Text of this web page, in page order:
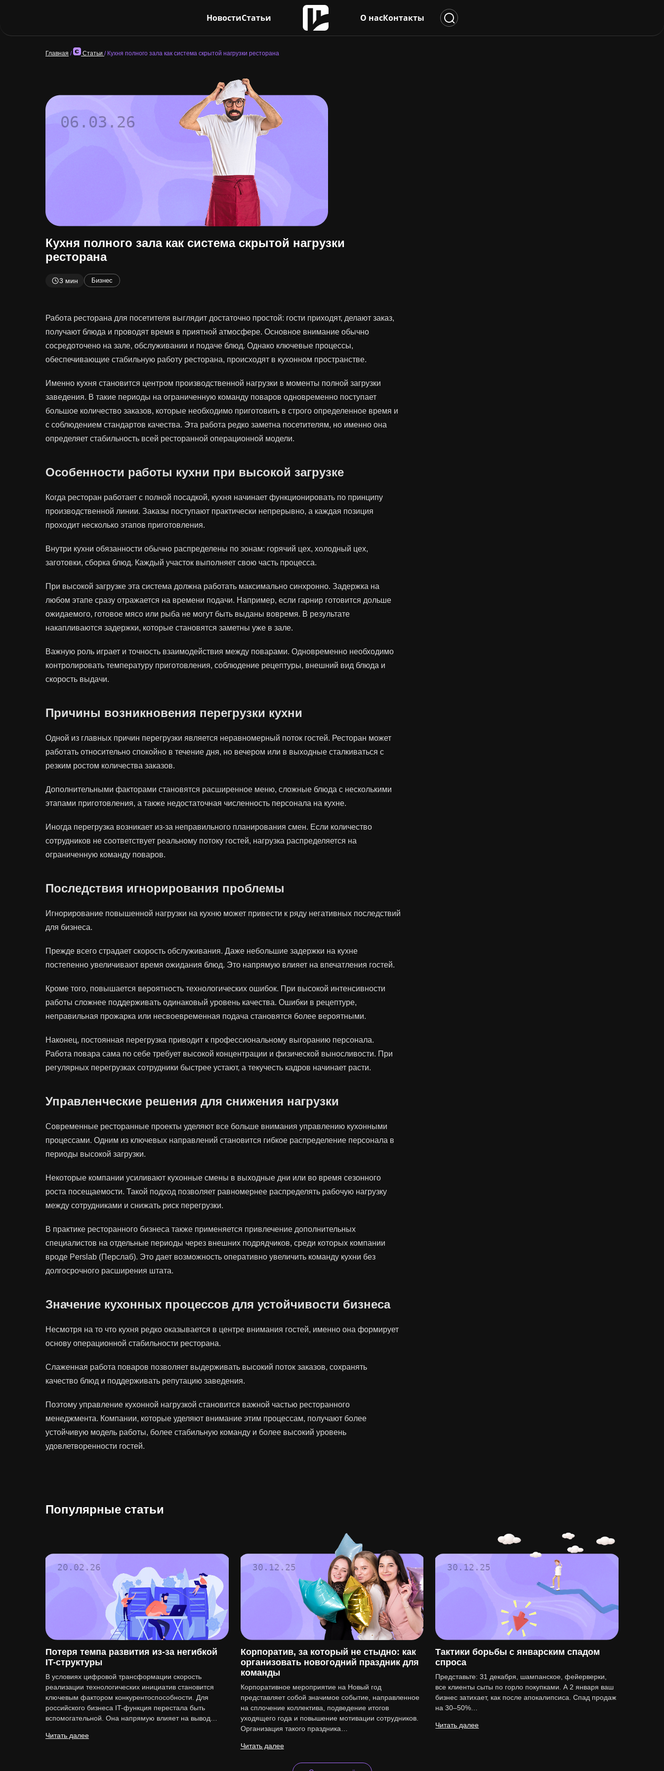
НовостиСтатьи О насКонтакты
Главная / Статьи / Кухня полного зала как система скрытой нагрузки ресторана
06.03.26
Кухня полного зала как система скрытой нагрузки
ресторана
3 мин Бизнес
Работа ресторана для посетителя выглядит достаточно простой: гости приходят, делают заказ,
получают блюда и проводят время в приятной атмосфере. Основное внимание обычно
сосредоточено на зале, обслуживании и подаче блюд. Однако ключевые процессы,
обеспечивающие стабильную работу ресторана, происходят в кухонном пространстве.
Именно кухня становится центром производственной нагрузки в моменты полной загрузки
заведения. В такие периоды на ограниченную команду поваров одновременно поступает
большое количество заказов, которые необходимо приготовить в строго определенное время и
с соблюдением стандартов качества. Эта работа редко заметна посетителям, но именно она
определяет стабильность всей ресторанной операционной модели.
Особенности работы кухни при высокой загрузке
Когда ресторан работает с полной посадкой, кухня начинает функционировать по принципу
производственной линии. Заказы поступают практически непрерывно, а каждая позиция
проходит несколько этапов приготовления.
Внутри кухни обязанности обычно распределены по зонам: горячий цех, холодный цех,
заготовки, сборка блюд. Каждый участок выполняет свою часть процесса.
При высокой загрузке эта система должна работать максимально синхронно. Задержка на
любом этапе сразу отражается на времени подачи. Например, если гарнир готовится дольше
ожидаемого, готовое мясо или рыба не могут быть выданы вовремя. В результате
накапливаются задержки, которые становятся заметны уже в зале.
Важную роль играет и точность взаимодействия между поварами. Одновременно необходимо
контролировать температуру приготовления, соблюдение рецептуры, внешний вид блюда и
скорость выдачи.
Причины возникновения перегрузки кухни
Одной из главных причин перегрузки является неравномерный поток гостей. Ресторан может
работать относительно спокойно в течение дня, но вечером или в выходные сталкиваться с
резким ростом количества заказов.
Дополнительными факторами становятся расширенное меню, сложные блюда с несколькими
этапами приготовления, а также недостаточная численность персонала на кухне.
Иногда перегрузка возникает из-за неправильного планирования смен. Если количество
сотрудников не соответствует реальному потоку гостей, нагрузка распределяется на
ограниченную команду поваров.
Последствия игнорирования проблемы
Игнорирование повышенной нагрузки на кухню может привести к ряду негативных последствий
для бизнеса.
Прежде всего страдает скорость обслуживания. Даже небольшие задержки на кухне
постепенно увеличивают время ожидания блюд. Это напрямую влияет на впечатления гостей.
Кроме того, повышается вероятность технологических ошибок. При высокой интенсивности
работы сложнее поддерживать одинаковый уровень качества. Ошибки в рецептуре,
неправильная прожарка или несвоевременная подача становятся более вероятными.
Наконец, постоянная перегрузка приводит к профессиональному выгоранию персонала.
Работа повара сама по себе требует высокой концентрации и физической выносливости. При
регулярных перегрузках сотрудники быстрее устают, а текучесть кадров начинает расти.
Управленческие решения для снижения нагрузки
Современные ресторанные проекты уделяют все больше внимания управлению кухонными
процессами. Одним из ключевых направлений становится гибкое распределение персонала в
периоды высокой загрузки.
Некоторые компании усиливают кухонные смены в выходные дни или во время сезонного
роста посещаемости. Такой подход позволяет равномернее распределять рабочую нагрузку
между сотрудниками и снижать риск перегрузки.
В практике ресторанного бизнеса также применяется привлечение дополнительных
специалистов на отдельные периоды через внешних подрядчиков, среди которых компании
вроде Perslab (Перслаб). Это дает возможность оперативно увеличить команду кухни без
долгосрочного расширения штата.
Значение кухонных процессов для устойчивости бизнеса
Несмотря на то что кухня редко оказывается в центре внимания гостей, именно она формирует
основу операционной стабильности ресторана.
Слаженная работа поваров позволяет выдерживать высокий поток заказов, сохранять
качество блюд и поддерживать репутацию заведения.
Поэтому управление кухонной нагрузкой становится важной частью ресторанного
менеджмента. Компании, которые уделяют внимание этим процессам, получают более
устойчивую модель работы, более стабильную команду и более высокий уровень
удовлетворенности гостей.
Популярные статьи
20.02.26
Потеря темпа развития из-за негибкой
IT-структуры
В условиях цифровой трансформации скорость
реализации технологических инициатив становится
ключевым фактором конкурентоспособности. Для
российского бизнеса IT-функция перестала быть
вспомогательной. Она напрямую влияет на вывод…
Читать далее
30.12.25
Корпоратив, за который не стыдно: как
организовать новогодний праздник для
команды
Корпоративное мероприятие на Новый год
представляет собой значимое событие, направленное
на сплочение коллектива, подведение итогов
уходящего года и повышение мотивации сотрудников.
Организация такого праздника…
Читать далее
30.12.25
Тактики борьбы с январским спадом
спроса
Представьте: 31 декабря, шампанское, фейерверки,
все клиенты сыты по горло покупками. А 2 января ваш
бизнес затихает, как после апокалипсиса. Спад продаж
на 30–50%…
Читать далее